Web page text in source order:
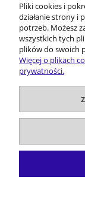
Pliki cookies i
działanie strony i
potrzeb. Możesz
wszystkich tych
plików do swoich
Więcej o plikach
prywatności.